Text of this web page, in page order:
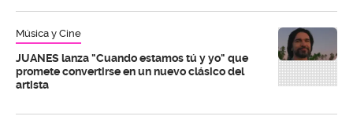
Música y Cine
JUANES lanza "Cuando estamos tú y yo" que
promete convertirse en un nuevo clásico del
artista